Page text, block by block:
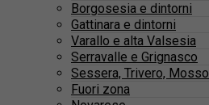
Borgosesia e dintorni
Gattinara e dintorni
Varallo e alta Valsesia
Serravalle e Grignasco
Sessera, Trivero, Mosso
Fuori zona